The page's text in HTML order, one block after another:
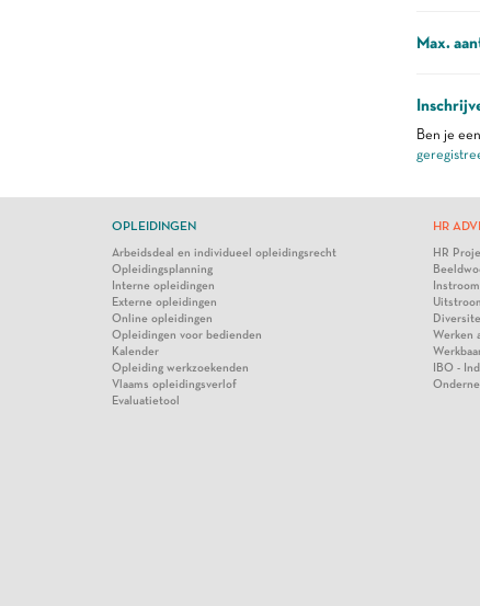
Max.
Ben je
OPLEIDINGEN
Arbeidsdeal en individueel opleidingsrecht
Opleidingsplanning
Interne opleidingen
Externe opleidingen
Online opleidingen
Opleidingen voor bedienden
Kalender
Opleiding werkzoekenden
Vlaams opleidingsverlof
Evaluatietool
HR
HR
Instroom
Werken
IBO -